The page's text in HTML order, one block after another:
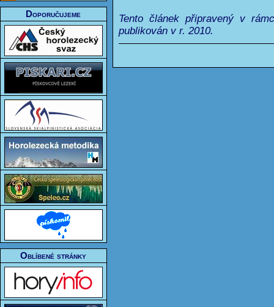
Doporučujeme
Oblíbené stránky
Tento článek připravený v
publikován v r. 2010.